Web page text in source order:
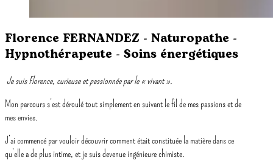
Florence FERNANDEZ - Naturopathe -
Hypnothérapeute - Soins énergétiques
Je suis Florence, curieuse et passionnée par le « vivant ».
Mon parcours s’est déroulé tout simplement en suivant le fil de mes passions et de
mes envies.
J’ai commencé par vouloir découvrir comment était constituée la matière dans ce
qu’elle a de plus intime, et je suis devenue ingénieure chimiste.